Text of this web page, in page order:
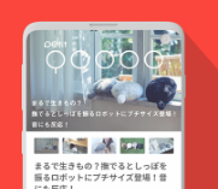
ンフ
レット
付） ■S
席
8,000円
■A席
6,000円
■Ｂ席
4,000円